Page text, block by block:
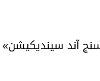
آند سينديكيشن»